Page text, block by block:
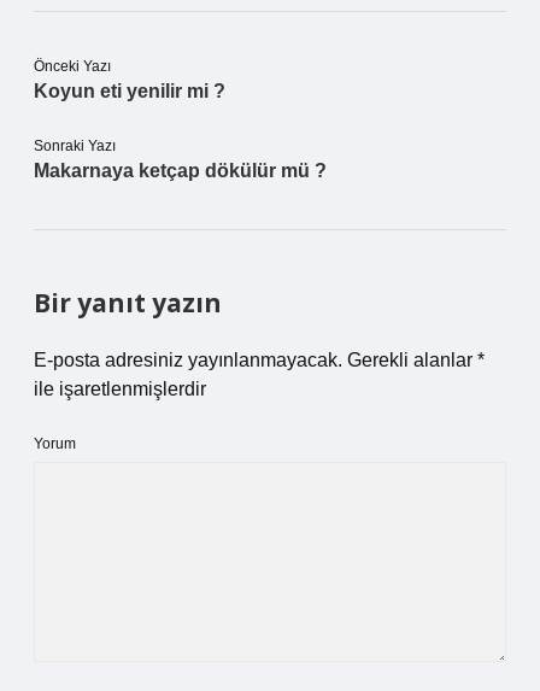
Önceki Yazı
Koyun eti yenilir mi ?
Sonraki Yazı
Makarnaya ketçap dökülür mü ?
Bir yanıt yazın
E-posta adresiniz yayınlanmayacak. Gerekli alanlar *
ile işaretlenmişlerdir
Yorum